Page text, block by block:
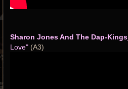
Sharon Jones And The Dap-Kings
Love" (A3)